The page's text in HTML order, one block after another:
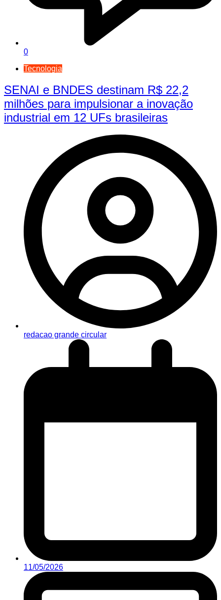
0
Tecnologia
SENAI e BNDES destinam R$ 22,2
milhões para impulsionar a inovação
industrial em 12 UFs brasileiras
redacao grande circular
11/05/2026